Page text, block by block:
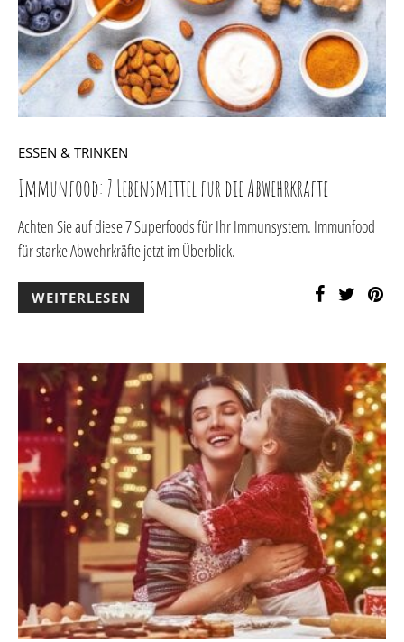
ESSEN & TRINKEN
Immunfood: 7 Lebensmittel für die Abwehrkräfte
Achten Sie auf diese 7 Superfoods für Ihr Immunsystem. Immunfood
für starke Abwehrkräfte jetzt im Überblick.
WEITERLESEN